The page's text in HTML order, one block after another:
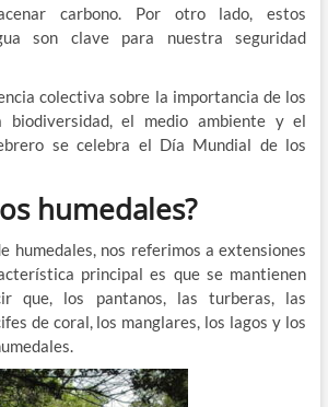
carbono. Por otro lado, estos
son clave para nuestra seguridad
colectiva sobre la importancia de los
biodiversidad, el medio ambiente y el
se celebra el Día Mundial de los
humedales?
humedales, nos referimos a extensiones
principal es que se mantienen
que, los pantanos, las turberas, las
de coral, los manglares, los lagos y los